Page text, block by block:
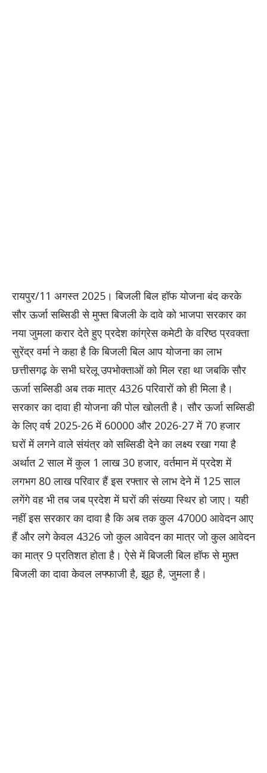
रायपुर/11 अगस्त 2025। बिजली बिल हॉफ योजना बंद करके
सौर ऊर्जा सब्सिडी से मुफ्त बिजली के दावे को भाजपा सरकार का
नया जुमला करार देते हुए प्रदेश कांग्रेस कमेटी के वरिष्ठ प्रवक्ता
सुरेंद्र वर्मा ने कहा है कि बिजली बिल आप योजना का लाभ
छत्तीसगढ़ के सभी घरेलू उपभोक्ताओं को मिल रहा था जबकि सौर
ऊर्जा सब्सिडी अब तक मात्र 4326 परिवारों को ही मिला है।
सरकार का दावा ही योजना की पोल खोलती है। सौर ऊर्जा सब्सिडी
के लिए वर्ष 2025-26 में 60000 और 2026-27 में 70 हजार
घरों में लगने वाले संयंत्र को सब्सिडी देने का लक्ष्य रखा गया है
अर्थात 2 साल में कुल 1 लाख 30 हजार, वर्तमान में प्रदेश में
लगभग 80 लाख परिवार हैं इस रफ्तार से लाभ देने में 125 साल
लगेंगे वह भी तब जब प्रदेश में घरों की संख्या स्थिर हो जाए। यही
नहीं इस सरकार का दावा है कि अब तक कुल 47000 आवेदन आए
हैं और लगे केवल 4326 जो कुल आवेदन का मात्र जो कुल आवेदन
का मात्र 9 प्रतिशत होता है। ऐसे में बिजली बिल हॉफ से मुफ़्त
बिजली का दावा केवल लफ्फाजी है, झूठ है, जुमला है।